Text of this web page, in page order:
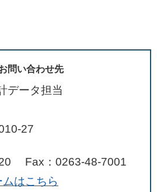
問い合わせ先
データ担当
Fax：0263‐48‐7001
はこちら